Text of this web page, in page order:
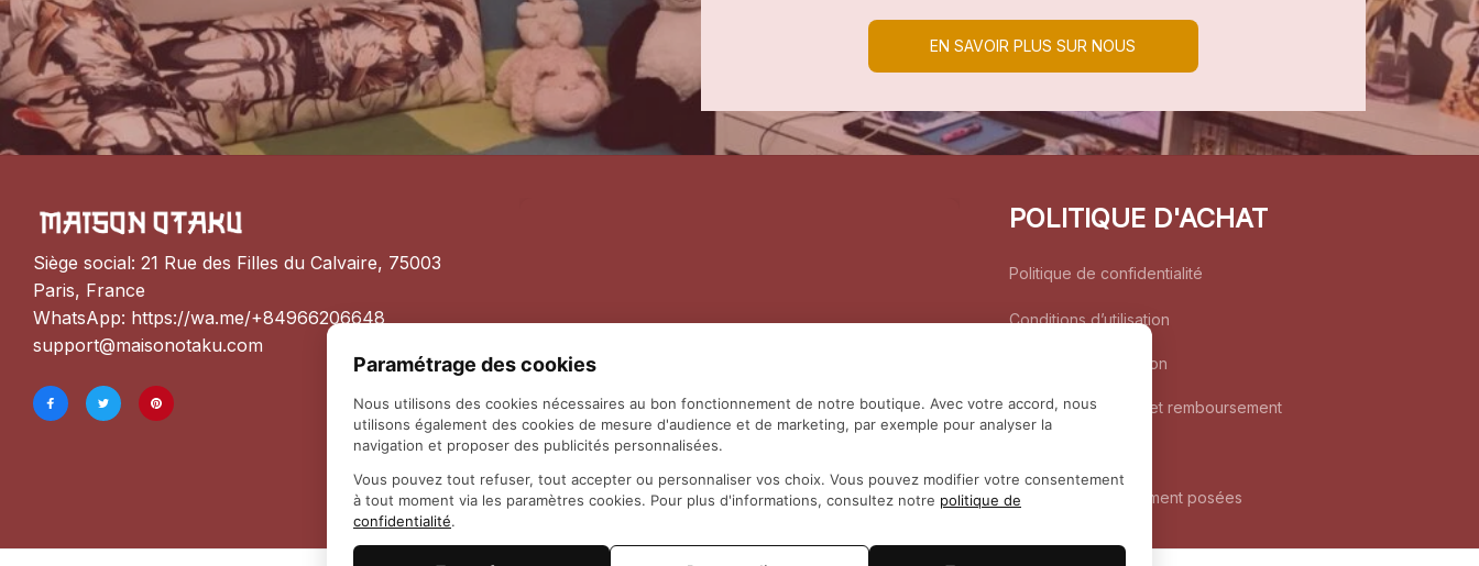
EN SAVOIR PLUS SUR NOUS
Siège social: 21 Rue des Filles du Calvaire, 75003
Paris, France
WhatsApp: https://wa.me/+84966206648
support@maisonotaku.com
POLITIQUE D'ACHAT
Politique de confidentialité
Conditions d’utilisation
Politique d’expédition
Politique de retour et remboursement
Questions fréquemment posées
Paramétrage des cookies
Nous utilisons des cookies nécessaires au bon fonctionnement de notre boutique. Avec votre accord, nous
utilisons également des cookies de mesure d'audience et de marketing, par exemple pour analyser la
navigation et proposer des publicités personnalisées.
Vous pouvez tout refuser, tout accepter ou personnaliser vos choix. Vous pouvez modifier votre consentement
à tout moment via les paramètres cookies. Pour plus d'informations, consultez notre politique de
confidentialité.